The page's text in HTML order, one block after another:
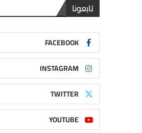
تابعونا
FACEBOOK
INSTAGRAM
TWITTER
YOUTUBE